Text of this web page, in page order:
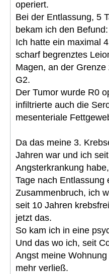
operiert.
Bei der Entlassung, 5
bekam ich den Befund:
Ich hatte ein maximal
scharf begrenztes
Magen, an der
G2.
Der Tumor wurde R0
infiltrierte auch die
mesenteriale
Da das meine 3.
Jahren war und ich
Angsterkrankung
Tage nach Entlassung
Zusammenbruch, ich
seit 10 Jahren
jetzt das.
So kam ich in eine
Und das wo ich, seit
Angst meine
mehr verließ.